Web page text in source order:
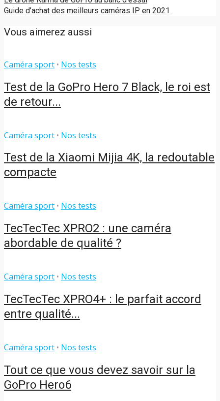
Guide d’achat des meilleurs caméras IP en 2021
Vous aimerez aussi
Caméra sport • Nos tests
Test de la GoPro Hero 7 Black, le roi est
de retour...
Caméra sport • Nos tests
Test de la Xiaomi Mijia 4K, la redoutable
compacte
Caméra sport • Nos tests
TecTecTec XPRO2 : une caméra
abordable de qualité ?
Caméra sport • Nos tests
TecTecTec XPRO4+ : le parfait accord
entre qualité...
Caméra sport • Nos tests
Tout ce que vous devez savoir sur la
GoPro Hero6